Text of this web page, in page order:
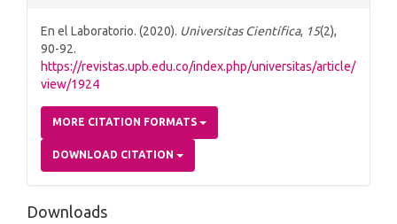
En el Laboratorio. (2020). Universitas Científica, 15(2),
90-92.
https://revistas.upb.edu.co/index.php/universitas/article/
view/1924
MORE CITATION FORMATS
DOWNLOAD CITATION
Downloads